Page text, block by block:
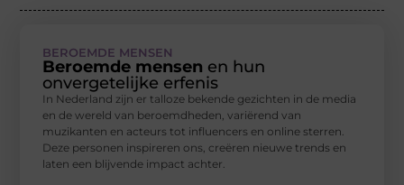
BEROEMDE MENSEN
Beroemde mensen en hun
onvergetelijke erfenis
In Nederland zijn er talloze bekende gezichten in de media
en de wereld van beroemdheden, variërend van
muzikanten en acteurs tot influencers en online sterren.
Deze personen inspireren ons, creëren nieuwe trends en
laten een blijvende impact achter.